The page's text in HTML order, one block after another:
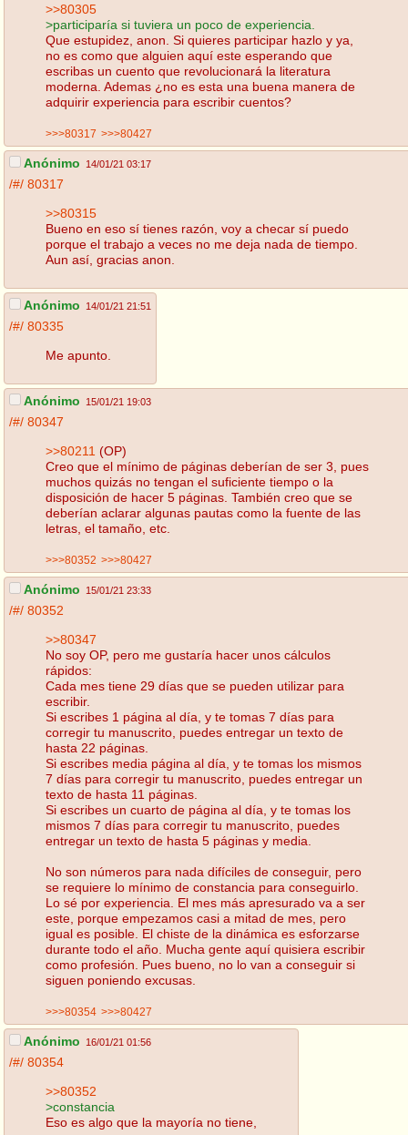
>>80305
>participaría si tuviera un poco de experiencia.
Que estupidez, anon. Si quieres participar hazlo y ya,
no es como que alguien aquí este esperando que
escribas un cuento que revolucionará la literatura
moderna. Ademas ¿no es esta una buena manera de
adquirir experiencia para escribir cuentos?
>>>80317 >>>80427
Anónimo 14/01/21 03:17
/#/ 80317
>>80315
Bueno en eso sí tienes razón, voy a checar sí puedo
porque el trabajo a veces no me deja nada de tiempo.
Aun así, gracias anon.
Anónimo 14/01/21 21:51
/#/ 80335
Me apunto.
Anónimo 15/01/21 19:03
/#/ 80347
>>80211 (OP)
Creo que el mínimo de páginas deberían de ser 3, pues
muchos quizás no tengan el suficiente tiempo o la
disposición de hacer 5 páginas. También creo que se
deberían aclarar algunas pautas como la fuente de las
letras, el tamaño, etc.
>>>80352 >>>80427
Anónimo 15/01/21 23:33
/#/ 80352
>>80347
No soy OP, pero me gustaría hacer unos cálculos
rápidos:
Cada mes tiene 29 días que se pueden utilizar para
escribir.
Si escribes 1 página al día, y te tomas 7 días para
corregir tu manuscrito, puedes entregar un texto de
hasta 22 páginas.
Si escribes media página al día, y te tomas los mismos
7 días para corregir tu manuscrito, puedes entregar un
texto de hasta 11 páginas.
Si escribes un cuarto de página al día, y te tomas los
mismos 7 días para corregir tu manuscrito, puedes
entregar un texto de hasta 5 páginas y media.
No son números para nada difíciles de conseguir, pero
se requiere lo mínimo de constancia para conseguirlo.
Lo sé por experiencia. El mes más apresurado va a ser
este, porque empezamos casi a mitad de mes, pero
igual es posible. El chiste de la dinámica es esforzarse
durante todo el año. Mucha gente aquí quisiera escribir
como profesión. Pues bueno, no lo van a conseguir si
siguen poniendo excusas.
>>>80354 >>>80427
Anónimo 16/01/21 01:56
/#/ 80354
>>80352
>constancia
Eso es algo que la mayoría no tiene,